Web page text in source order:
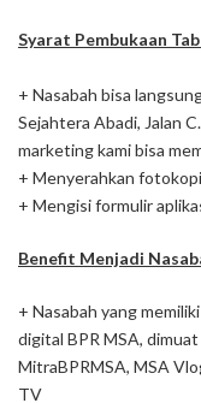
Syarat Pembukaan
+ Nasabah bisa
Sejahtera Abadi, Jalan
marketing kami bisa
+ Menyerahkan
+ Mengisi formulir
Benefit Menjadi
+ Nasabah yang
digital BPR MSA,
MitraBPRMSA, MSA
TV